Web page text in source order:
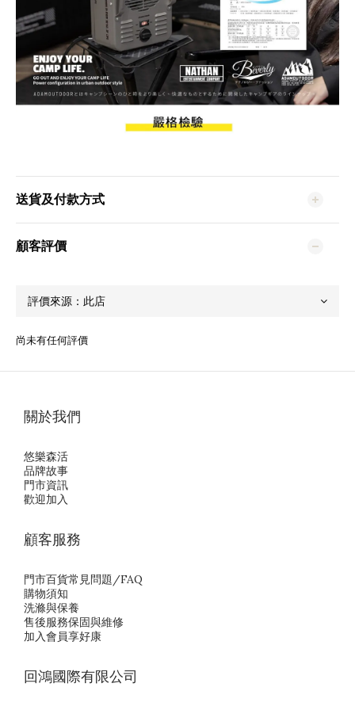
送貨及付款方式
顧客評價
尚未有任何評價
關於我們
悠樂森活
品牌故事
門市資訊
歡迎加入
顧客服務
門市百貨常見問題/FAQ
購物須知
洗滌與保養
售後服務保固與維修
加入會員享好康
回鴻國際有限公司